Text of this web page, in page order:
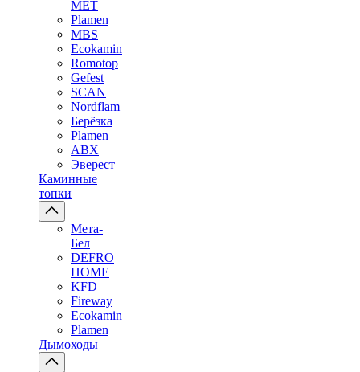
MET
Plamen
MBS
Ecokamin
Romotop
Gefest
SCAN
Nordflam
Берёзка
Plamen
ABX
Эверест
Каминные
топки
Мета-
Бел
DEFRO
HOME
KFD
Fireway
Ecokamin
Plamen
Дымоходы